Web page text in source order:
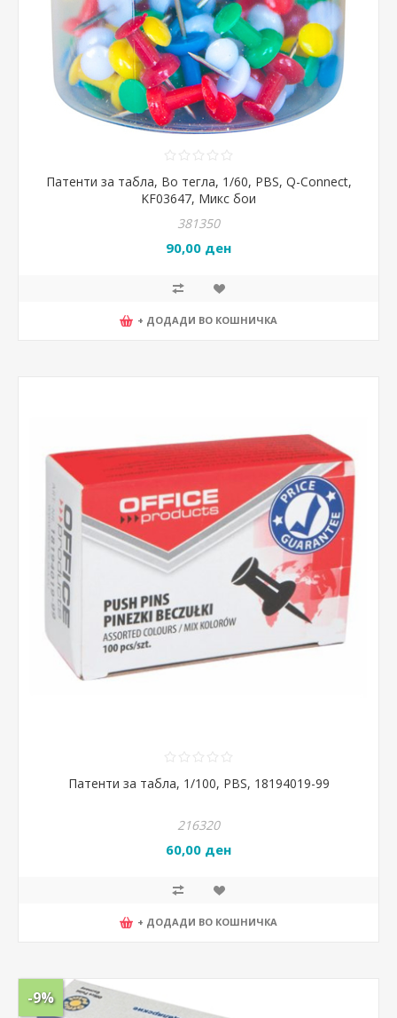
Патенти за табла, Во тегла, 1/60, PBS, Q-Connect,
KF03647, Микс бои
381350
90,00 ден
+ ДОДАДИ ВО КОШНИЧКА
Патенти за табла, 1/100, PBS, 18194019-99
216320
60,00 ден
+ ДОДАДИ ВО КОШНИЧКА
-9%